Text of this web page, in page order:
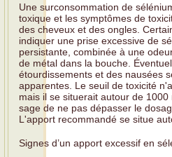
Une surconsommation de
toxique et les symptômes de
des cheveux et des ongles.
indiquer une prise excessive de
persistante, combinée à une
de métal dans la bouche.
étourdissements et des nausées
apparentes. Le seuil de toxicité
mais il se situerait autour de
sage de ne pas dépasser le
L'apport recommandé se situe
Signes d’un apport excessif en